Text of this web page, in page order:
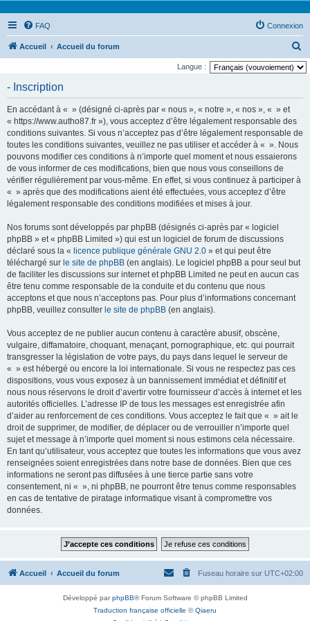
FAQ Connexion
Accueil Accueil du forum
e
Langue :
- Inscription
En accédant à « » (désigné ci-après par « nous », « notre », « nos », « » et
« https://www.autho87.fr »), vous acceptez d’être légalement responsable des
conditions suivantes. Si vous n’acceptez pas d’être légalement responsable de
toutes les conditions suivantes, veuillez ne pas utiliser et accéder à « ». Nous
pouvons modifier ces conditions à n’importe quel moment et nous essaierons
de vous informer de ces modifications, bien que nous vous conseillons de
vérifier régulièrement par vous-même. En effet, si vous continuez à participer à
« » après que des modifications aient été effectuées, vous acceptez d’être
légalement responsable des conditions modifiées et mises à jour.
Nos forums sont développés par phpBB (désignés ci-après par « logiciel
phpBB » et « phpBB Limited ») qui est un logiciel de forum de discussions
déclaré sous la « licence publique générale GNU 2.0 » et qui peut être
téléchargé sur le site de phpBB (en anglais). Le logiciel phpBB a pour seul but
de faciliter les discussions sur internet et phpBB Limited ne peut en aucun cas
être tenu comme responsable de la conduite et du contenu que nous
acceptons et que nous n’acceptons pas. Pour plus d’informations concernant
phpBB, veuillez consulter le site de phpBB (en anglais).
Vous acceptez de ne publier aucun contenu à caractère abusif, obscène,
vulgaire, diffamatoire, choquant, menaçant, pornographique, etc. qui pourrait
transgresser la législation de votre pays, du pays dans lequel le serveur de
« » est hébergé ou encore la loi internationale. Si vous ne respectez pas ces
dispositions, vous vous exposez à un bannissement immédiat et définitif et
nous nous réservons le droit d’avertir votre fournisseur d’accès à internet et les
autorités officielles. L’adresse IP de tous les messages est enregistrée afin
d’aider au renforcement de ces conditions. Vous acceptez le fait que « » ait le
droit de supprimer, de modifier, de déplacer ou de verrouiller n’importe quel
sujet et message à n’importe quel moment si nous estimons cela nécessaire.
En tant qu’utilisateur, vous acceptez que toutes les informations que vous avez
renseignées soient enregistrées dans notre base de données. Bien que ces
informations ne seront pas diffusées à une tierce partie sans votre
consentement, ni « », ni phpBB, ne pourront être tenus comme responsables
en cas de tentative de piratage informatique visant à compromettre vos
données.
Accueil Accueil du forum Fuseau horaire sur UTC+02:00
Développé parphpBB® Forum Software © phpBB Limited
Traduction française officielle ©Qiaeru